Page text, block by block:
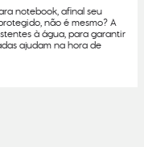
notebook, afinal seu
não é mesmo? A
à água, para garantir
ajudam na hora de